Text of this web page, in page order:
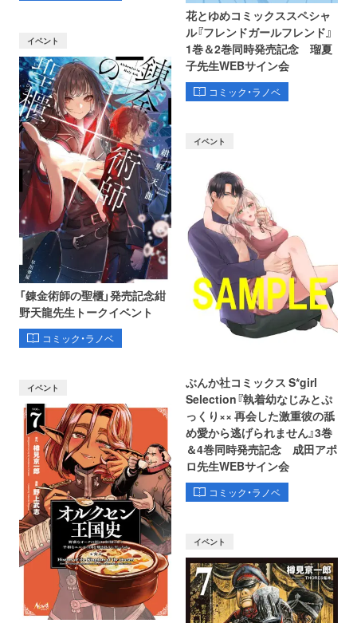
花とゆめコミックススペシャ
ル『フレンドガールフレンド』
1巻＆2巻同時発売記念 瑠夏
子先生WEBサイン会
コミック・ラノベ
イベント
「錬金術師の聖櫃」発売記念紺
野天龍先生トークイベント
コミック・ラノベ
イベント
ぶんか社コミックス S*girl
Selection『執着幼なじみとぷ
っくり×× 再会した激重彼の舐
め愛から逃げられません』3巻
＆4巻同時発売記念 成田アポ
ロ先生WEBサイン会
コミック・ラノベ
イベント
イベント